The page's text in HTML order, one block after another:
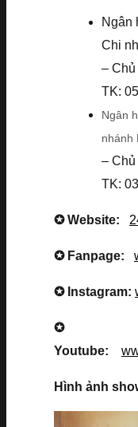
Ngân
Chi
–
TK:
Ngân
nhánh
–
TK:
✪ Website:
✪ Fanpage:
✪ Instagram:
✪
Youtube:
Hình ảnh